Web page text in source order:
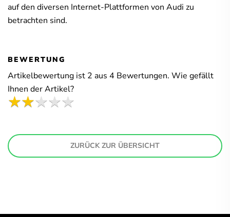
auf den diversen Internet-Plattformen von Audi zu
betrachten sind.
BEWERTUNG
Artikelbewertung ist 2 aus 4 Bewertungen. Wie gefällt
Ihnen der Artikel?
ZURÜCK ZUR ÜBERSICHT